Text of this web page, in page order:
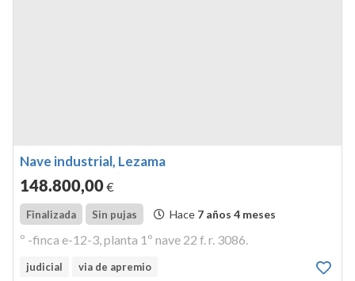
Nave industrial, Lezama
148.800,00€
Finalizada Sin pujas Hace 7 años 4 meses
º -finca e-12-3, planta 1º nave 22 f. r. 3086.
judicial via de apremio